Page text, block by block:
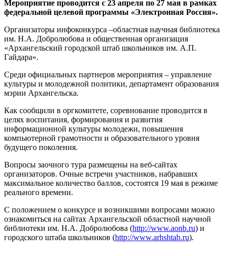
Мероприятие проводится с 23 апреля по 27 мая в рамках
федеральной целевой программы «Электронная Россия».
Организаторы инфоконкурса –областная научная библиотека
им. Н.А. Добролюбова и общественная организация
«Архангельский городской штаб школьников им. А.П.
Гайдара».
Среди официальных партнеров мероприятия – управление
культуры и молодежной политики, департамент образования
мэрии Архангельска.
Как сообщили в оргкомитете, соревнование проводится в
целях воспитания, формирования и развития
информационной культуры молодежи, повышения
компьютерной грамотности и образовательного уровня
будущего поколения.
Вопросы заочного тура размещены на веб-сайтах
организаторов. Очные встречи участников, набравших
максимальное количество баллов, состоятся 19 мая в режиме
реального времени.
С положением о конкурсе и возникшими вопросами можно
ознакомиться на сайтах Архангельской областной научной
библиотеки им. Н.А. Добролюбова (http://www.aonb.ru) и
городского штаба школьников (http://www.arhshtab.ru).